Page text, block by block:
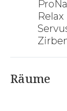
Relax
Räume